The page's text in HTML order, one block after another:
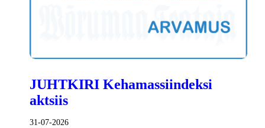
JUHTKIRI Kehamassiindeksi
aktsiis
31-07-2026